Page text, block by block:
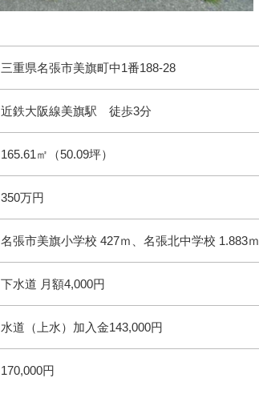
三重県名張市美旗町中1番188-28
近鉄大阪線美旗駅 徒歩3分
165.61㎡（50.09坪）
350万円
名張市美旗小学校 427ｍ、名張北中学校 1.883ｍ
下水道 月額4,000円
水道（上水）加入金143,000円
170,000円